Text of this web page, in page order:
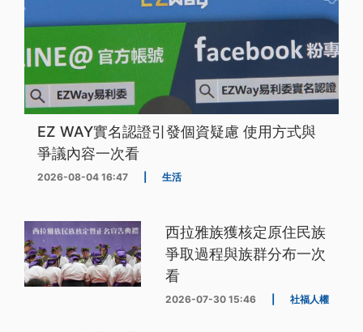
EZ WAY實名認證引發個資疑慮 使用方式與
爭議內容一次看
2026-08-04 16:47 生活
西拉雅族獲核定原住民族
爭取過程與族群分布一次
看
2026-07-30 15:46 社福人權